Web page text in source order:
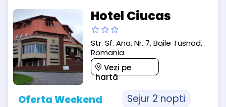
Hotel Ciucas
Str. Sf. Ana, Nr. 7, Baile Tusnad,
Romania
Vezi pe
hartă
Oferta Weekend Sejur 2 nopti